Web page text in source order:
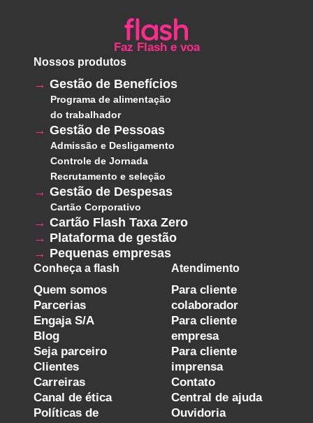
Faz Flash e voa
Nossos produtos
Gestão de Benefícios
Programa de alimentação
do trabalhador
Gestão de Pessoas
Admissão e Desligamento
Controle de Jornada
Recrutamento e seleção
Gestão de Despesas
Cartão Corporativo
Cartão Flash Taxa Zero
Plataforma de gestão
Pequenas empresas
Conheça a flash
Quem somos
Parcerias
Engaja S/A
Blog
Seja parceiro
Clientes
Carreiras
Canal de ética
Políticas de
Atendimento
Para cliente
colaborador
Para cliente
empresa
Para cliente
imprensa
Contato
Central de ajuda
Ouvidoria